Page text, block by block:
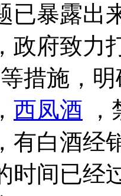
已暴露出
政府致力
措施，
西凤酒
有白酒经
时间已经